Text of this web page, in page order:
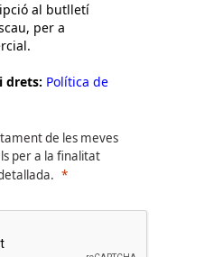
al butlletí
per a
drets: Política de
de les meves
per a la finalitat